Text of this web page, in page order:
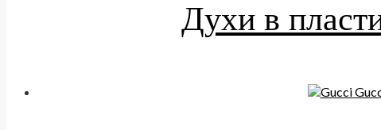
Духи в